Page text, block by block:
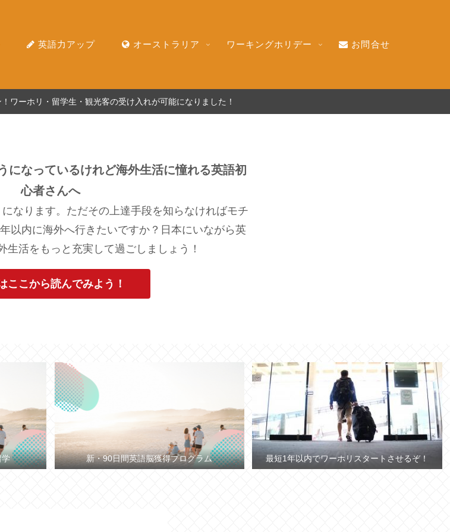
英語力アップ オーストラリア ワーキングホリデー お問合せ
ワーホリ・留学生・観光客の受け入れが可能になりました！
になっているけれど海外生活に憧れる英語初
心者さんへ
なります。ただその上達手段を知らなければモチ
以内に海外へ行きたいですか？日本にいながら英
生活をもっと充実して過ごしましょう！
ここから読んでみよう！
学 新・90日間英語脳獲得プログラム 最短1年以内でワーホリスタートさせるぞ！